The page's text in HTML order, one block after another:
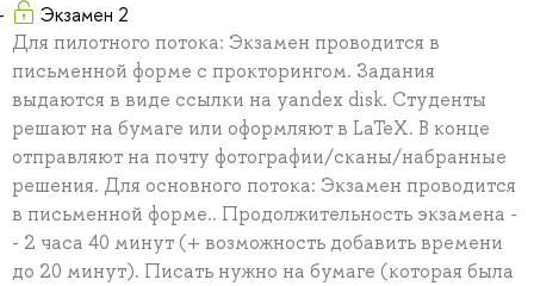
Экзамен 2
Для пилотного потока: Экзамен проводится в
письменной форме с прокторингом. Задания
выдаются в виде ссылки на yandex disk. Студенты
решают на бумаге или оформляют в LaTeX. В конце
отправляют на почту фотографии/сканы/набранные
решения. Для основного потока: Экзамен проводится
в письменной форме.. Продолжительность экзамена -
- 2 часа 40 минут (+ возможность добавить времени
до 20 минут). Писать нужно на бумаге (которая была